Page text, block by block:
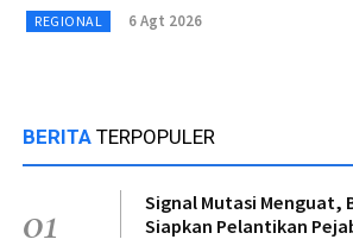
REGIONAL 6 Agt 2026
BERITA TERPOPULER
01
Signal Mutasi Menguat,
Siapkan Pelantikan